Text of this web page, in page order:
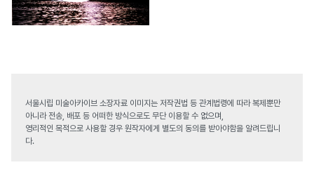
서울시립 미술아카이브 소장자료 이미지는 저작권법 등 관계법령에 따라 복제뿐만
아니라 전송, 배포 등 어떠한 방식으로도 무단 이용할 수 없으며,
영리적인 목적으로 사용할 경우 원작자에게 별도의 동의를 받아야함을 알려드립니
다.